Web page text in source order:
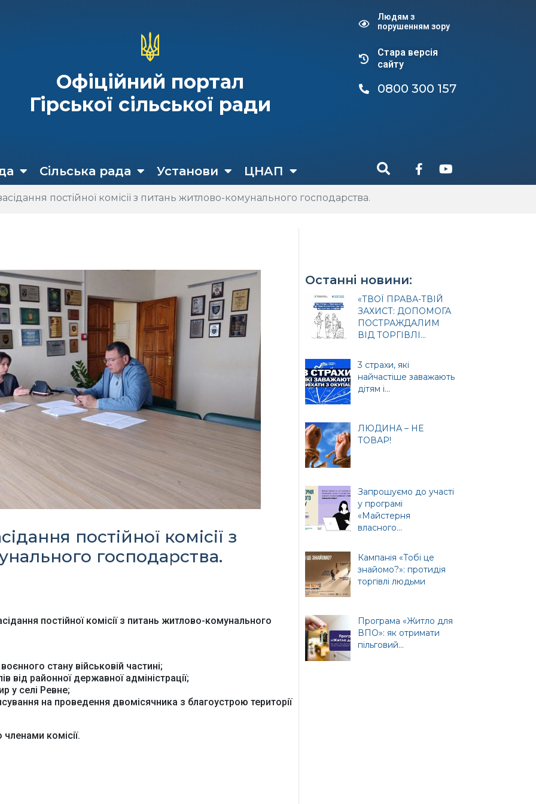
Офіційний портал
Гірської сільської ради
Людям з
порушенням зору
Стара версiя
сайту
0800 300 157
Сільська рада Установи ЦНАП
постійної комісії з питань житлово-комунального господарства.
постійної комісії з
господарства.
постійної комісії з питань житлово-комунального
стану військовій частині;
від районної державної адміністрації;
у селі Ревне;
на проведення двомісячника з благоустрою території
комісії.
Останні новини:
«ТВОЇ ПРАВА-ТВІЙ
ЗАХИСТ: ДОПОМОГА
ПОСТРАЖДАЛИМ
ВІД ТОРГІВЛІ...
3 страхи, які
найчастіше заважають
дітям і...
ЛЮДИНА – НЕ
ТОВАР!
Запрошуємо до участі
у програмі
«Майстерня
власного...
Кампанія «Тобі це
знайомо?»: протидія
торгівлі людьми
Програма «Житло для
ВПО»: як отримати
пільговий...
веб-сайт
Ради України
Офіційне інтернет-
представництво
Президента України
Урядовий портал
Київська обласна